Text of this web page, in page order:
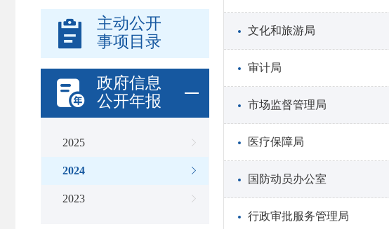

主动公开
事项目录

政府信息
公开年报

2025

2024

2023
文化和旅游局
审计局
市场监督管理局
医疗保障局
国防动员办公室
行政审批服务管理局